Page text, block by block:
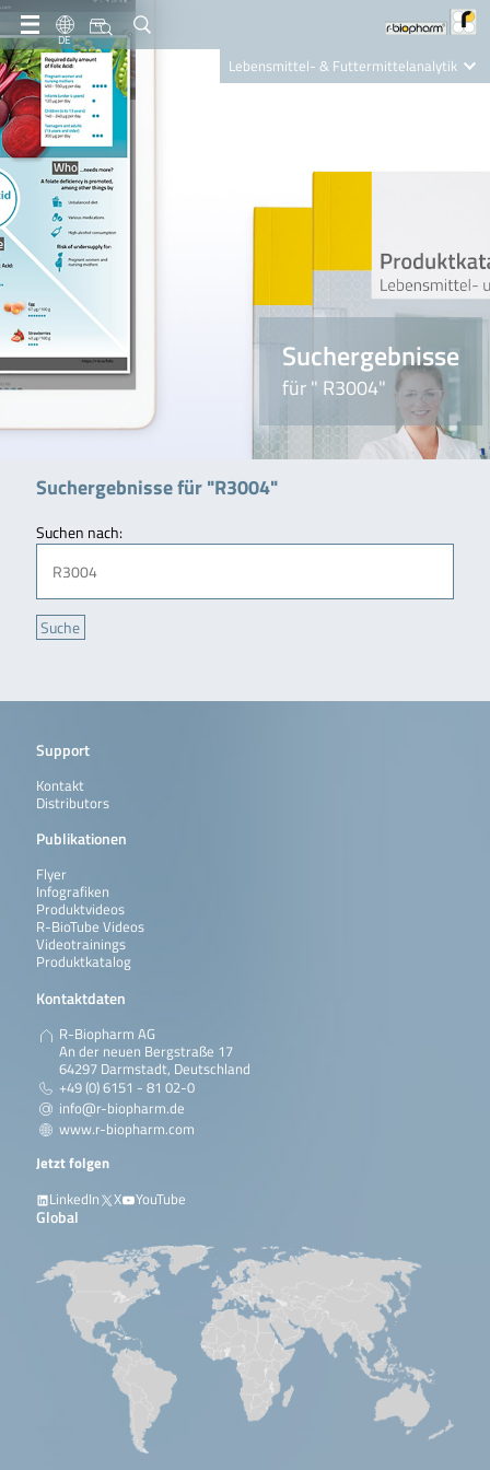
DE
Lebensmittel- & Futtermittelanalytik
Nutrition Care
Suchergebnisse
für " R3004"
Suchergebnisse für "R3004"
Suchen nach:
Support
Kontakt
Distributors
Publikationen
Flyer
Infografiken
Produktvideos
R-BioTube Videos
Videotrainings
Produktkatalog
Kontaktdaten
R-Biopharm AG
An der neuen Bergstraße 17
64297 Darmstadt, Deutschland
+49 (0) 6151 - 81 02-0
info@r-biopharm.de
www.r-biopharm.com
Jetzt folgen
LinkedIn
X YouTube
Global